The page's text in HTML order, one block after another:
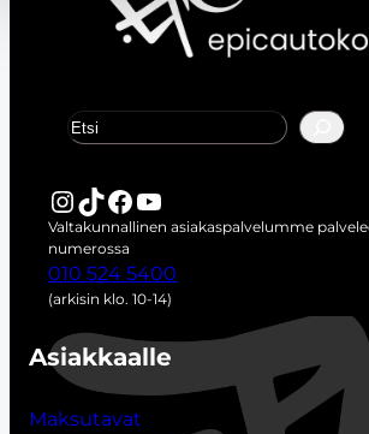
InstagramTikTok Facebook YouTube
Valtakunnallinen asiakaspalvelumme
numerossa
010 524 5400
(arkisin klo. 10-14)
Asiakkaalle
Maksutavat